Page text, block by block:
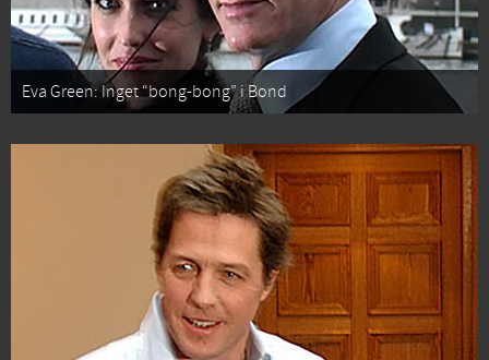
Eva Green: Inget “bong-bong” i Bond